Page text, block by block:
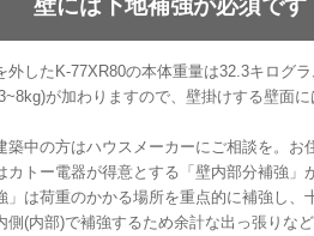
外したK-77XR80の本体重量は32.3キログ
が加わりますので、壁掛けする壁面
築中の方はハウスメーカーにご相談を。お
カトー電器が得意とする「壁内部分補強」
」は荷重のかかる場所を重点的に補強し、
側(内部)で補強するため余計な出っ張りな